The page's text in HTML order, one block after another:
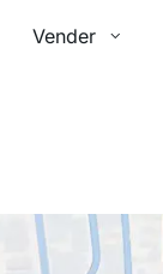
Vender